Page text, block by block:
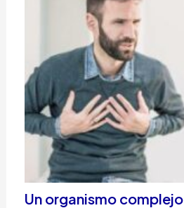
Un organismo complejo